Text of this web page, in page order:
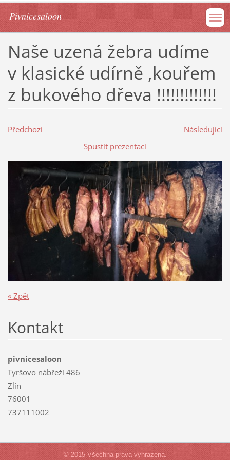
Pivnicesaloon
Naše uzená žebra udíme
v klasické udírně ,kouřem
z bukového dřeva !!!!!!!!!!!!!
Předchozí
Následující
Spustit prezentaci
« Zpět
Kontakt
pivnicesaloon
Tyršovo nábřeží 486
Zlín
76001
737111002
© 2015 Všechna práva vyhrazena.